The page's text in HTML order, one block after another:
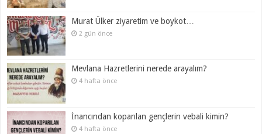
Murat Ülker ziyaretim ve boykot…
2 gün önce
Mevlana Hazretlerini nerede arayalım?
4 hafta önce
İnancından koparılan gençlerin vebali kimin?
4 hafta önce